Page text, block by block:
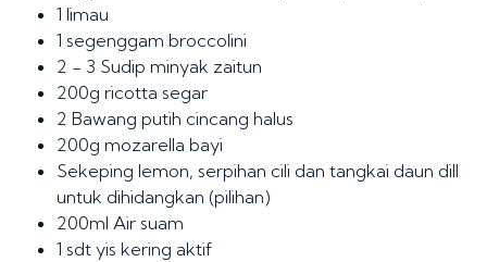
1 limau
1 segenggam broccolini
2 - 3 Sudip minyak zaitun
200g ricotta segar
2 Bawang putih cincang halus
200g mozarella bayi
Sekeping lemon, serpihan cili dan tangkai daun dill
untuk dihidangkan (pilihan)
200ml Air suam
1 sdt yis kering aktif